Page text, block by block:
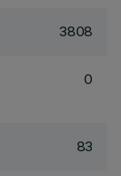
3808
0
83